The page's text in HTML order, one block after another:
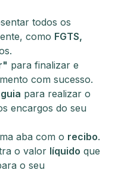
todos os
como FGTS,
para finalizar e
com sucesso.
para realizar o
encargos do seu
aba com o recibo.
o valor líquido que
o seu